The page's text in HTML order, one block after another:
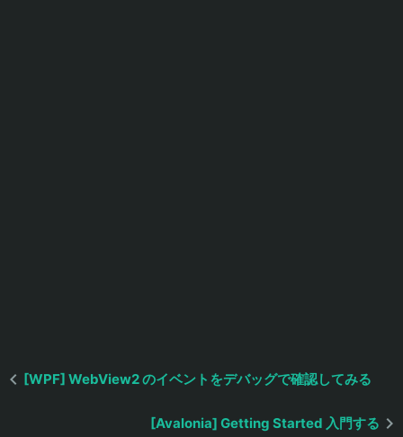
[WPF] WebView2 のイベントをデバッグで確認してみる
[Avalonia] Getting Started 入門する